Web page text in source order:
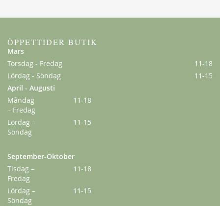
ÖPPETTIDER BUTIK
Mars
Torsdag - Fredag
11-18
Lördag - Söndag
11-15
April - Augusti
Måndag
– Fredag
11-18
Lördag –
Söndag
11-15
September-Oktober
Tisdag –
Fredag
11-18
Lördag –
Söndag
11-15